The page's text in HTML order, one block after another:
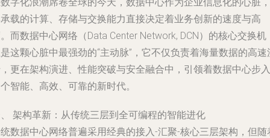
载的计算、存储与交换能力直接决定着业务创新的速度与高
而数据中心网络（Data Center Network, DCN）的核心交换机
这颗心脏中最强劲的“主动脉”，它不仅负责着海量数据的高速
更在架构演进、性能突破与安全融合中，引领着数据中心步入
智能、高效、可靠的新时代。
架构革新：从传统三层到全可编程的智能进化
数据中心网络普遍采用经典的接入-汇聚-核心三层架构，但随